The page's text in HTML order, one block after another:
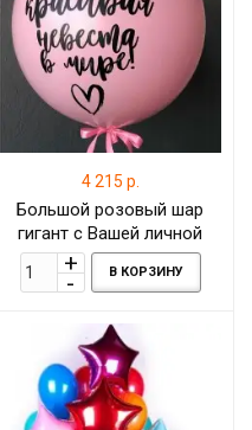
4 215 р.
Большой розовый шар
гигант с Вашей личной
надписью
В КОРЗИНУ